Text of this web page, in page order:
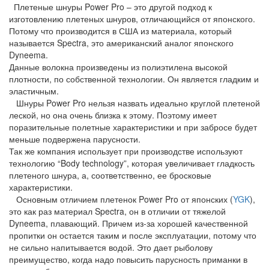
Плетеные шнуры Power Pro – это другой подход к
изготовлению плетеных шнуров, отличающийся от японского.
Потому что производится в США из материала, который
называется Spectra, это американский аналог японского
Dyneema.
Данные волокна произведены из полиэтилена высокой
плотности, по собственной технологии. Он является гладким и
эластичным.
Шнуры Power Pro нельзя назвать идеально круглой плетеной
леской, но она очень близка к этому. Поэтому имеет
поразительные полетные характеристики и при забросе будет
меньше подвержена парусности.
Так же компания использует при производстве используют
технологию “Body technology”, которая увеличивает гладкость
плетеного шнура, а, соответственно, ее бросковые
характеристики.
Основным отличием плетенок Power Pro от японских (YGK),
это как раз материал Spectra, он в отличии от тяжелой
Dyneema, плавающий. Причем из-за хорошей качественной
пропитки он остается таким и после эксплуатации, потому что
не сильно напитывается водой. Это дает рыболову
преимущество, когда надо повысить парусность приманки в